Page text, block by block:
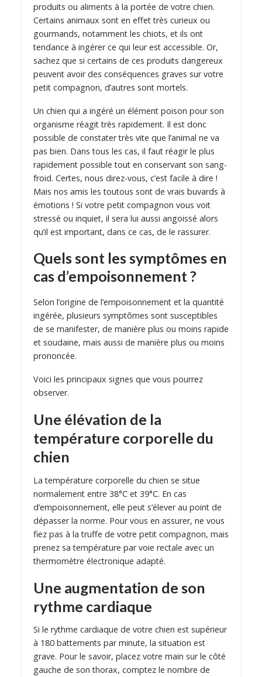
produits ou aliments à la portée de votre chien.
Certains animaux sont en effet très curieux ou
gourmands, notamment les chiots, et ils ont
tendance à ingérer ce qui leur est accessible. Or,
sachez que si certains de ces produits dangereux
peuvent avoir des conséquences graves sur votre
petit compagnon, d’autres sont mortels.
Un chien qui a ingéré un élément poison pour son
organisme réagit très rapidement. Il est donc
possible de constater très vite que l’animal ne va
pas bien. Dans tous les cas, il faut réagir le plus
rapidement possible tout en conservant son sang-
froid. Certes, nous direz-vous, c’est facile à dire !
Mais nos amis les toutous sont de vrais buvards à
émotions ! Si votre petit compagnon vous voit
stressé ou inquiet, il sera lui aussi angoissé alors
qu’il est important, dans ce cas, de le rassurer.
Quels sont les symptômes en
cas d’empoisonnement ?
Selon l’origine de l’empoisonnement et la quantité
ingérée, plusieurs symptômes sont susceptibles
de se manifester, de manière plus ou moins rapide
et soudaine, mais aussi de manière plus ou moins
prononcée.
Voici les principaux signes que vous pourrez
observer.
Une élévation de la
température corporelle du
chien
La température corporelle du chien se situe
normalement entre 38°C et 39°C. En cas
d’empoisonnement, elle peut s’élever au point de
dépasser la norme. Pour vous en assurer, ne vous
fiez pas à la truffe de votre petit compagnon, mais
prenez sa température par voie rectale avec un
thermomètre électronique adapté.
Une augmentation de son
rythme cardiaque
Si le rythme cardiaque de votre chien est supérieur
à 180 battements par minute, la situation est
grave. Pour le savoir, placez votre main sur le côté
gauche de son thorax, comptez le nombre de